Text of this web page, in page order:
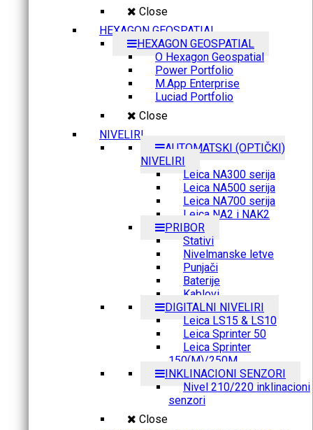
Close
HEXAGON GEOSPATIAL
HEXAGON GEOSPATIAL
O Hexagon Geospatial
Power Portfolio
M.App Enterprise
Luciad Portfolio
Close
NIVELIRI
AUTOMATSKI (OPTIČKI)
NIVELIRI
Leica NA300 serija
Leica NA500 serija
Leica NA700 serija
Leica NA2 i NAK2
PRIBOR
Stativi
Nivelmanske letve
Punjači
Baterije
Kablovi
DIGITALNI NIVELIRI
Leica LS15 & LS10
Leica Sprinter 50
Leica Sprinter
150(M)/250M
INKLINACIONI SENZORI
Nivel 210/220 inklinacioni
senzori
Close